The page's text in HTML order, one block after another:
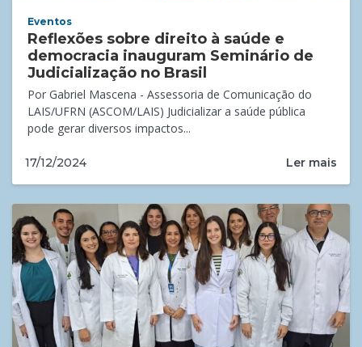
Eventos
Reflexões sobre direito à saúde e
democracia inauguram Seminário de
Judicialização no Brasil
Por Gabriel Mascena - Assessoria de Comunicação do
LAIS/UFRN (ASCOM/LAIS) Judicializar a saúde pública
pode gerar diversos impactos...
17/12/2024 Ler mais